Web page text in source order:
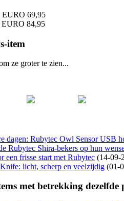
EURO 69,95
EURO 84,95
item
ze groter te zien...
dagen: Rubytec Owl Sensor USB
Rubytec Shira-bekers op hun
een frisse start met Rubytec (14-09-
licht, scherp en veelzijdig (01-
met betrekking